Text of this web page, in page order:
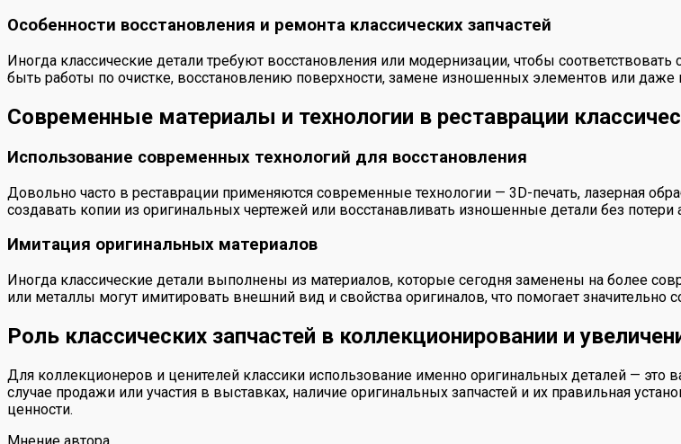
Особенности восстановления и ремонта классических запчастей
Иногда классические детали требуют восстановления или модернизации, чтобы
быть работы по очистке, восстановлению поверхности, замене изношенных элементов или
Современные материалы и технологии в реставрации
Использование современных технологий для восстановления
Довольно часто в реставрации применяются современные технологии — 3D-печать, лазерная
создавать копии из оригинальных чертежей или восстанавливать изношенные детали без потери
Имитация оригинальных материалов
Иногда классические детали выполнены из материалов, которые сегодня заменены на более
или металлы могут имитировать внешний вид и свойства оригиналов, что помогает значительно
Роль классических запчастей в коллекционировании и
Для коллекционеров и ценителей классики использование именно оригинальных деталей —
случае продажи или участия в выставках, наличие оригинальных запчастей и их правильная
ценности.